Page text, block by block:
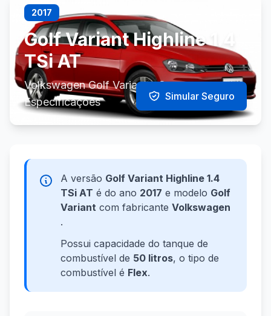
2017
Golf Variant Highline 1.4
TSi AT
Volkswagen Golf Variant - Consumo e
Especificações
Simular Seguro
A versão Golf Variant Highline 1.4
TSi AT é do ano 2017 e modelo Golf
Variant com fabricante Volkswagen
.
Possui capacidade do tanque de
combustível de 50 litros, o tipo de
combustível é Flex.